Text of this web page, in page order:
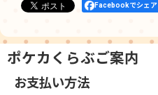
Facebookでシェア
ポケカくらぶご案内
お支払い方法